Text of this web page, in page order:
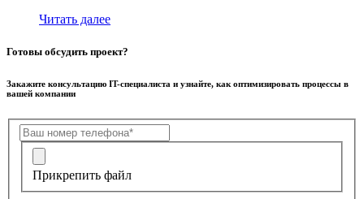
Читать далее
Готовы обсудить проект?
Закажите консультацию IT-специалиста и узнайте, как оптимизировать процессы в
вашей компании
Прикрепить файл